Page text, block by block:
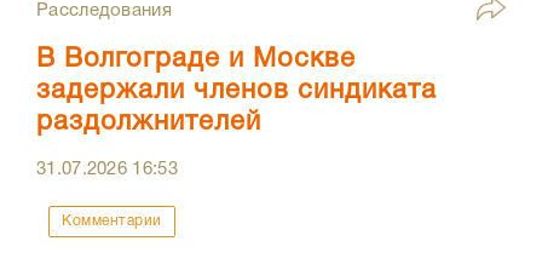
Расследования
В Волгограде и Москве
задержали членов синдиката
раздолжнителей
31.07.2026 16:53
Комментарии